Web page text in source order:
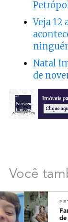
Veja 12
Natal
de
Você
de